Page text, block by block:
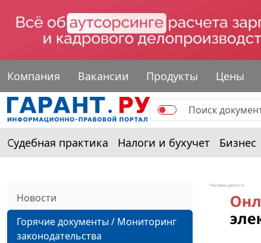
Компания Вакансии Продукты Цены
Судебная практика Налоги и бухучет Бизнес
Новости
Горячие документы / Мониторинг
законодательства